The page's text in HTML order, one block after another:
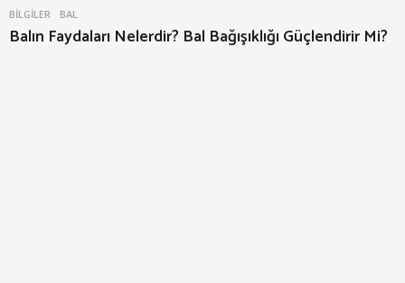
BILGILER BAL
Balın Faydaları Nelerdir? Bal Bağışıklığı Güçlendirir Mi?